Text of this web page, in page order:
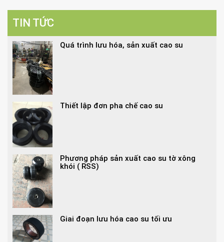
TIN TỨC
Quá trình lưu hóa, sản xuất cao su
Thiết lập đơn pha chế cao su
Phương pháp sản xuất cao su tờ xông
khói ( RSS)
Giai đoạn lưu hóa cao su tối ưu